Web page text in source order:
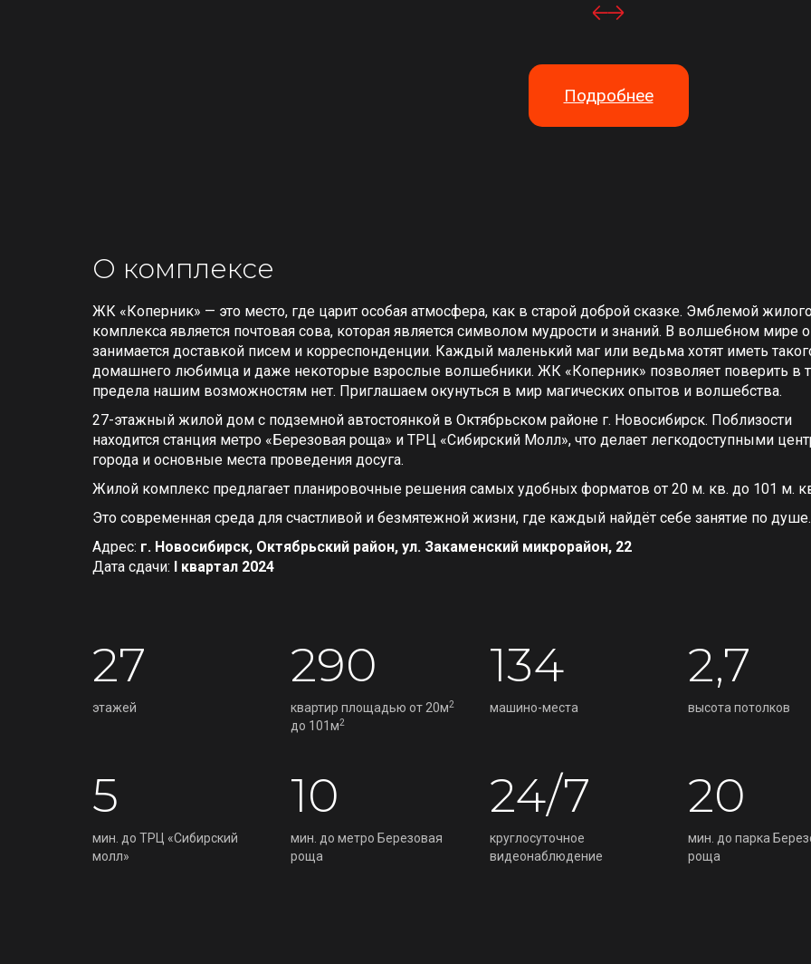
Подробнее
О комплексе
ЖК «Коперник» — это место, где царит особая атмосфера, как в старой доброй сказке. Эмблемой
комплекса является почтовая сова, которая является символом мудрости и знаний. В волшебном мире
занимается доставкой писем и корреспонденции. Каждый маленький маг или ведьма хотят иметь
домашнего любимца и даже некоторые взрослые волшебники. ЖК «Коперник» позволяет поверить в
предела нашим возможностям нет. Приглашаем окунуться в мир магических опытов и волшебства.
27-этажный жилой дом с подземной автостоянкой в Октябрьском районе г. Новосибирск. Поблизости
находится станция метро «Березовая роща» и ТРЦ «Сибирский Молл», что делает легкодоступными
города и основные места проведения досуга.
Жилой комплекс предлагает планировочные решения самых удобных форматов от 20 м. кв. до 101 м.
Это современная среда для счастливой и безмятежной жизни, где каждый найдёт себе занятие по душе.
Адрес: г. Новосибирск, Октябрьский район, ул. Закаменский микрорайон, 22
Дата сдачи:
I квартал 2024
27
этажей
290
квартир площадью от 20м2
до 101м2
134
машино-места
2,7
высота потолков
5
мин. до ТРЦ «Сибирский
молл»
10
мин. до метро Березовая
роща
24/7
круглосуточное
видеонаблюдение
20
мин. до парка
роща